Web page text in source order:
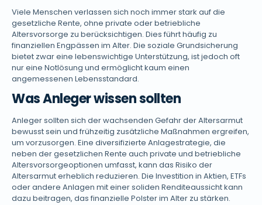
Viele Menschen verlassen sich noch immer stark auf die
gesetzliche Rente, ohne private oder betriebliche
Altersvorsorge zu berücksichtigen. Dies führt häufig zu
finanziellen Engpässen im Alter. Die soziale Grundsicherung
bietet zwar eine lebenswichtige Unterstützung, ist jedoch oft
nur eine Notlösung und ermöglicht kaum einen
angemessenen Lebensstandard.
Was Anleger wissen sollten
Anleger sollten sich der wachsenden Gefahr der Altersarmut
bewusst sein und frühzeitig zusätzliche Maßnahmen ergreifen,
um vorzusorgen. Eine diversifizierte Anlagestrategie, die
neben der gesetzlichen Rente auch private und betriebliche
Altersvorsorgeoptionen umfasst, kann das Risiko der
Altersarmut erheblich reduzieren. Die Investition in Aktien, ETFs
oder andere Anlagen mit einer soliden Renditeaussicht kann
dazu beitragen, das finanzielle Polster im Alter zu stärken.